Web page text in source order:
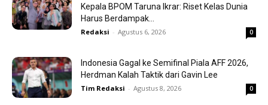
Kepala BPOM Taruna Ikrar: Riset Kelas Dunia
Harus Berdampak...
Redaksi - Agustus 6, 2026 0
Indonesia Gagal ke Semifinal Piala AFF 2026,
Herdman Kalah Taktik dari Gavin Lee
Tim Redaksi - Agustus 8, 2026 0